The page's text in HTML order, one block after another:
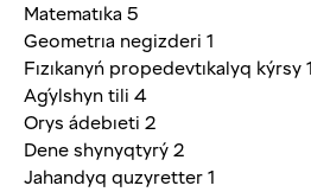
Matematıka 5
Geometrıa negizderi 1
Fızıkanyń propedevtıkalyq kýrsy 1
Aǵylshyn tili 4
Orys ádebıeti 2
Dene shynyqtyrý 2
Jahandyq quzyretter 1